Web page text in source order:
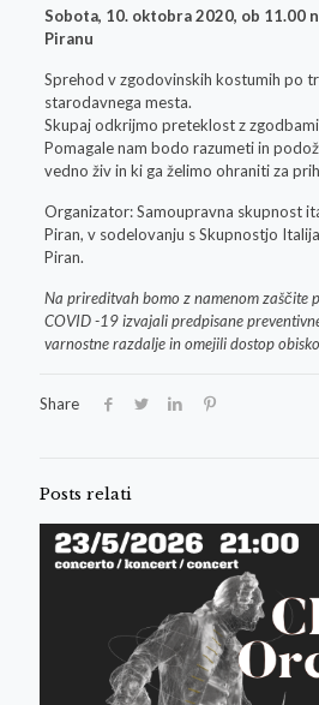
Sobota, 10. oktobra 2020, ob 11.00
Piranu
Sprehod v zgodovinskih kostumih po
starodavnega mesta.
Skupaj odkrijmo preteklost z
Pomagale nam bodo razumeti in
vedno živ in ki ga želimo ohraniti za
Organizator: Samoupravna skupnost
Piran, v sodelovanju s Skupnostjo
Piran.
Na prireditvah bomo z namenom zaščite
COVID -19 izvajali predpisane
varnostne razdalje in omejili dostop
Share
Posts relati